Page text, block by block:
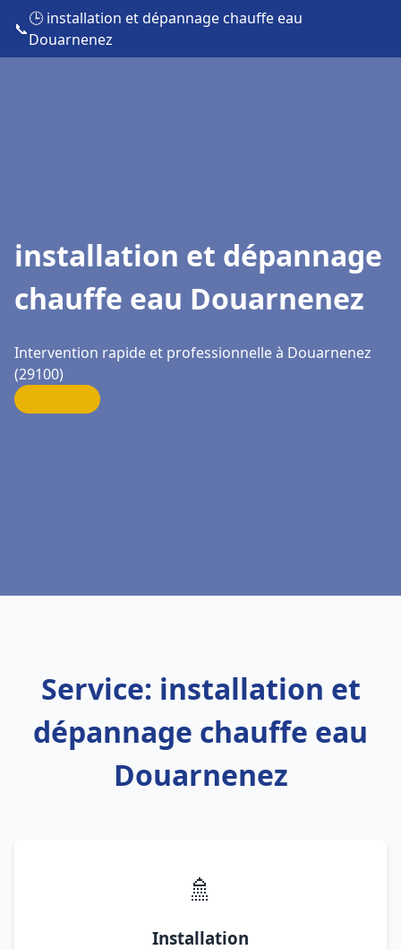
📞
🕒 installation et dépannage chauffe eau
Douarnenez
installation et dépannage
chauffe eau Douarnenez
Intervention rapide et professionnelle à Douarnenez
(29100)
Service: installation et
dépannage chauffe eau
Douarnenez
🚿
Installation